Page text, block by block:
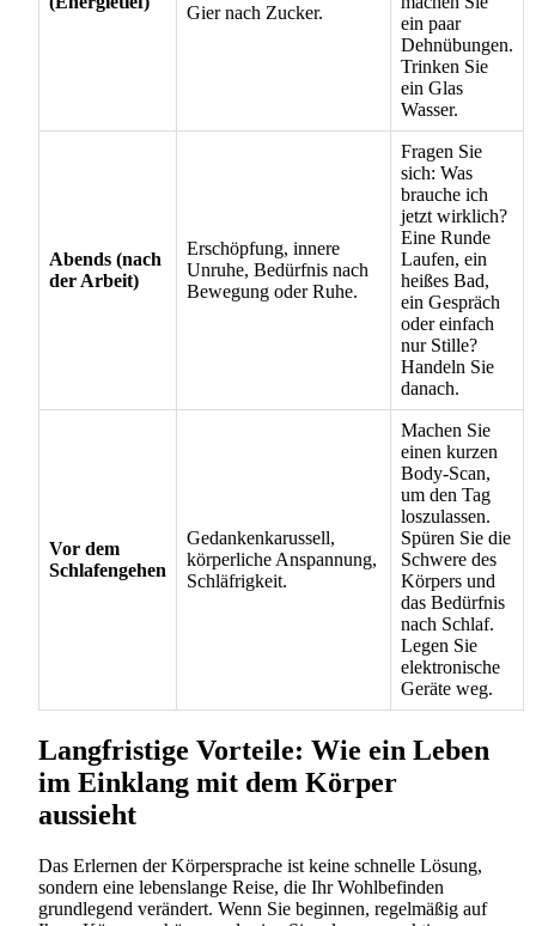
Gier nach Zucker.
ein paar
Dehnübungen.
Trinken Sie
ein Glas
Wasser.
Abends (nach
der Arbeit)
Erschöpfung, innere
Unruhe, Bedürfnis nach
Bewegung oder Ruhe.
Fragen Sie
sich: Was
brauche ich
jetzt wirklich?
Eine Runde
Laufen, ein
heißes Bad,
ein Gespräch
oder einfach
nur Stille?
Handeln Sie
danach.
Vor dem
Schlafengehen
Gedankenkarussell,
körperliche Anspannung,
Schläfrigkeit.
Machen Sie
einen kurzen
Body-Scan,
um den Tag
loszulassen.
Spüren Sie die
Schwere des
Körpers und
das Bedürfnis
nach Schlaf.
Legen Sie
elektronische
Geräte weg.
Langfristige Vorteile: Wie ein Leben
im Einklang mit dem Körper
aussieht
Das Erlernen der Körpersprache ist keine schnelle Lösung,
sondern eine lebenslange Reise, die Ihr Wohlbefinden
grundlegend verändert. Wenn Sie beginnen, regelmäßig auf